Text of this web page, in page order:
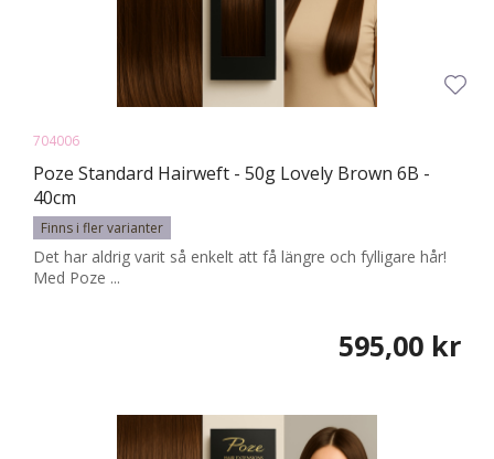
704006
Poze Standard Hairweft - 50g Lovely Brown 6B -
40cm
Finns i fler varianter
Det har aldrig varit så enkelt att få längre och fylligare hår!
Med Poze ...
595,00 kr